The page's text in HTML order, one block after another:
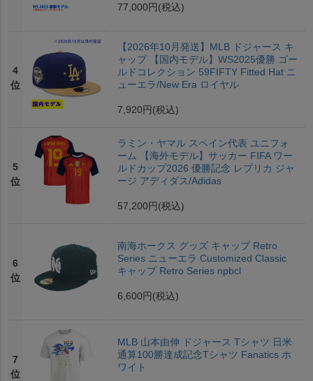
77,000円 (税込)
4
位
【2026年10月発送】MLB ドジャース キ
ャップ 【国内モデル】WS2025優勝 ゴー
ルドコレクション 59FIFTY Fitted Hat ニ
ューエラ/New Era ロイヤル
7,920円 (税込)
5
位
ラミン・ヤマル スペイン代表 ユニフォ
ーム 【海外モデル】サッカー FIFA ワー
ルドカップ2026 優勝記念 レプリカ ジャ
ージ アディダス/Adidas
57,200円 (税込)
6
位
南海ホークス グッズ キャップ Retro
Series ニューエラ Customized Classic
キャップ Retro Series npbcl
6,600円 (税込)
7
位
MLB 山本由伸 ドジャース Tシャツ 日米
通算100勝達成記念Tシャツ Fanatics ホ
ワイト